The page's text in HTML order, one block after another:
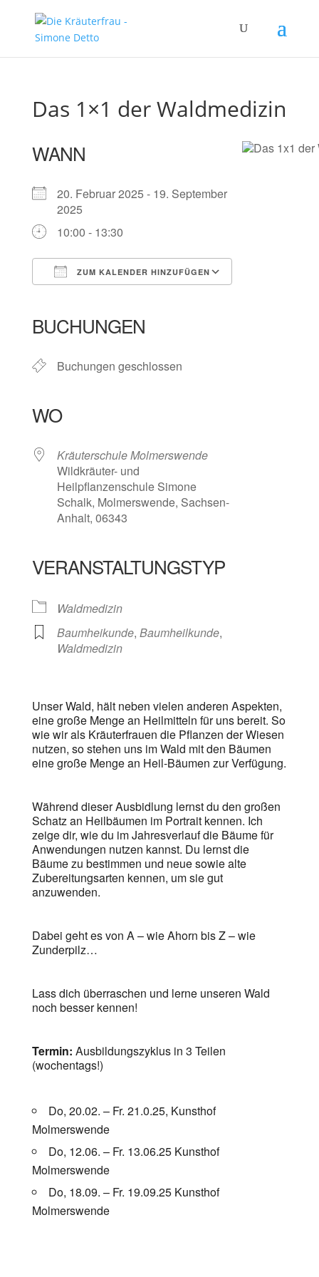
Das 1×1 der Waldmedizin
WANN
20. Februar 2025 - 19. September
2025
10:00 - 13:30
ZUM KALENDER HINZUFÜGEN
BUCHUNGEN
Buchungen geschlossen
WO
Kräuterschule Molmerswende
Wildkräuter- und
Heilpflanzenschule Simone
Schalk, Molmerswende, Sachsen-
Anhalt, 06343
VERANSTALTUNGSTYP
Waldmedizin
Baumheikunde, Baumheilkunde,
Waldmedizin
Unser Wald, hält neben vielen anderen Aspekten,
eine große Menge an Heilmitteln für uns bereit. So
wie wir als Kräuterfrauen die Pflanzen der Wiesen
nutzen, so stehen uns im Wald mit den Bäumen
eine große Menge an Heil-Bäumen zur Verfügung.
Während dieser Ausbidlung lernst du den großen
Schatz an Heilbäumen im Portrait kennen. Ich
zeige dir, wie du im Jahresverlauf die Bäume für
Anwendungen nutzen kannst. Du lernst die
Bäume zu bestimmen und neue sowie alte
Zubereitungsarten kennen, um sie gut
anzuwenden.
Dabei geht es von A – wie Ahorn bis Z – wie
Zunderpilz…
Lass dich überraschen und lerne unseren Wald
noch besser kennen!
Termin: Ausbildungszyklus in 3 Teilen
(wochentags!)
Do, 20.02. – Fr. 21.0.25, Kunsthof
Molmerswende
Do, 12.06. – Fr. 13.06.25 Kunsthof
Molmerswende
Do, 18.09. – Fr. 19.09.25 Kunsthof
Molmerswende